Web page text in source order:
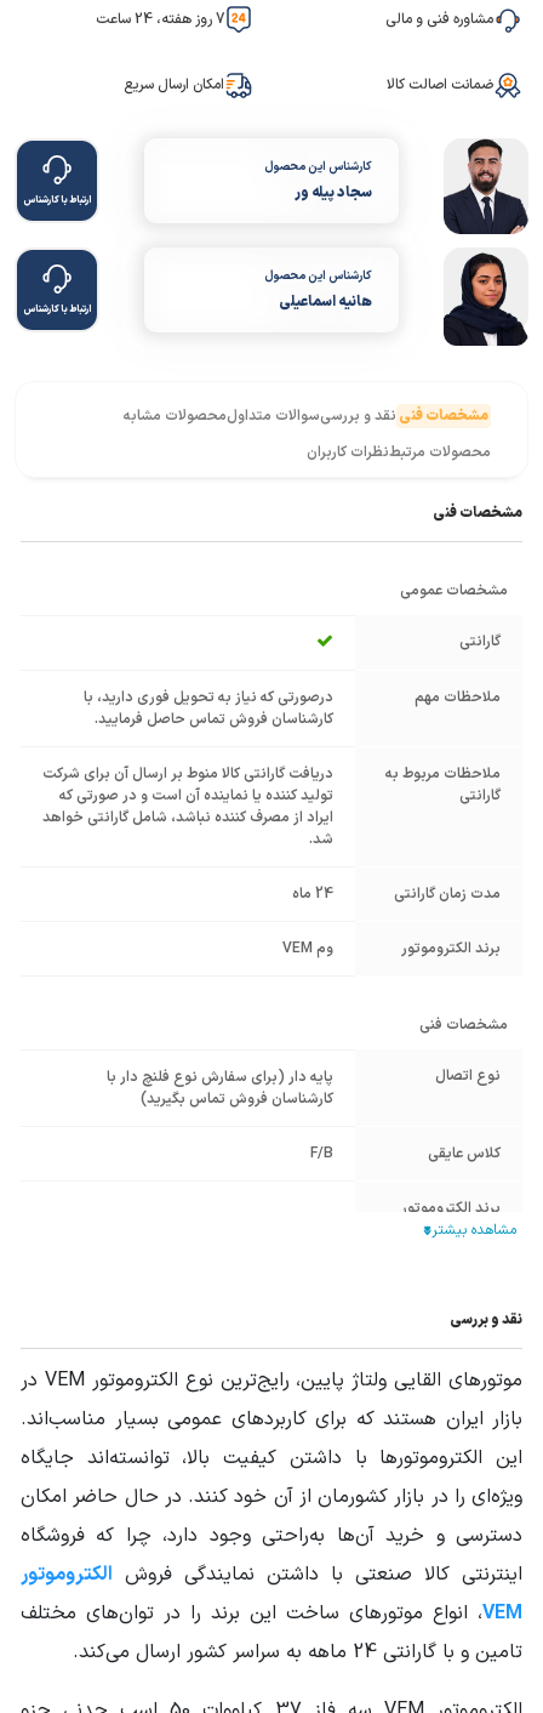
مشاوره فنی و مالی 7 روز هفته، 24 ساعت
ضمانت اصالت کالا امکان ارسال سریع
کارشناس این محصول
سجاد پیله ور ارتباط با کارشناس
کارشناس این محصول
هانیه اسماعیلی ارتباط با کارشناس
مشخصات فنی نقد و بررسیسوالات متداولمحصولات مشابه
محصولات مرتبطنظرات کاربران
مشخصات فنی
مشخصات عمومی
گارانتی
ملاحظات مهم
درصورتی که نیاز به تحویل فوری دارید، با
کارشناسان فروش تماس حاصل فرمایید.
ملاحظات مربوط به
گارانتی
دریافت گارانتی کالا منوط بر ارسال آن برای شرکت
تولید کننده یا نماینده آن است و در صورتی که
ایراد از مصرف کننده نباشد، شامل گارانتی خواهد
شد.
مدت زمان گارانتی 24 ماه
برند الکتروموتور وم VEM
مشخصات فنی
نوع اتصال
پایه دار (برای سفارش نوع فلنچ دار با
کارشناسان فروش تماس بگیرید)
کلاس عایقی F/B
برند الکتروموتور
خارجی
IP
55
منبع الکتریکی
الکتروموتور
سه فاز
جنس پوسته چدن Cast Iron
فرکانس (HZ) 50
,
60
1400 تا 1500
نقد و بررسی
موتورهای القایی ولتاژ پایین، رایج‌ترین نوع الکتروموتور VEM در
بازار ایران هستند که برای کاربردهای عمومی بسیار مناسب‌اند.
این الکتروموتورها با داشتن کیفیت بالا، توانسته‌اند جایگاه
ویژه‌ای را در بازار کشورمان از آن خود کنند. در حال حاضر امکان
دسترسی و خرید آن‌ها به‌راحتی وجود دارد، چرا که فروشگاه
اینترنتی کالا صنعتی با داشتن نمایندگی فروش الکتروموتور
VEM، انواع موتورهای ساخت این برند را در توان‌های مختلف
تامین و با گارانتی 24 ماهه به سراسر کشور ارسال می‌کند.